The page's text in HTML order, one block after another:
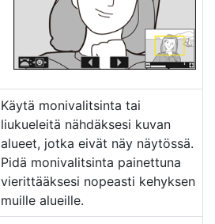
Käytä monivalitsinta tai
liukueleitä nähdäksesi kuvan
alueet, jotka eivät näy näytössä.
Pidä monivalitsinta painettuna
vierittääksesi nopeasti kehyksen
muille alueille.